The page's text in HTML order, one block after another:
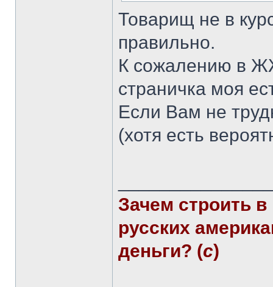
Товарищ не в
правильно.
К сожалению в
страничка моя
Если Вам не
(хотя есть
Зачем строить
русских
деньги? (с)